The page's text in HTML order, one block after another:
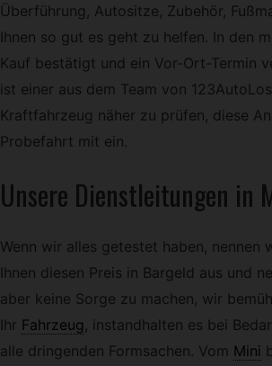
Überführung, Autositze, Zubehör,
Ihnen so gut es geht zu helfen. In den
Kauf bestätigt und ein Vor-Ort-Termin
ist einer aus dem Team von
Kraftfahrzeug näher zu prüfen, diese
Probefahrt mit ein.
Unsere Dienstleitungen in
Wenn wir alles getestet haben, nennen
Ihnen diesen Preis in Bargeld aus und
aber keine Sorge zu machen, wir
Ihr Fahrzeug , instandhalten es bei
alle dringenden Formsachen. Vom Mini